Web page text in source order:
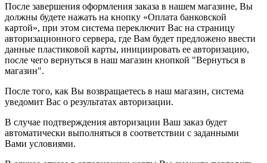
После завершения оформления заказа в нашем магазине, Вы
должны будете нажать на кнопку «Оплата банковской
картой», при этом система переключит Вас на страницу
авторизационного сервера, где Вам будет предложено ввести
данные пластиковой карты, инициировать ее авторизацию,
после чего вернуться в наш магазин кнопкой "Вернуться в
магазин".
После того, как Вы возвращаетесь в наш магазин, система
уведомит Вас о результатах авторизации.
В случае подтверждения авторизации Ваш заказ будет
автоматически выполняться в соответствии с заданными
Вами условиями.